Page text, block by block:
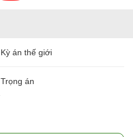
Kỳ án thế giới
Trọng án